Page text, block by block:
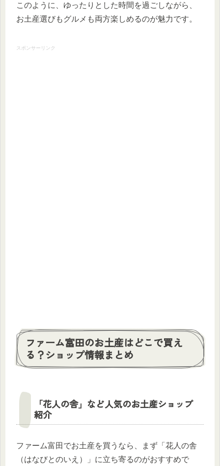
このように、ゆったりとした時間を過ごしながら、
お土産選びもグルメも両方楽しめるのが魅力です。
スポンサーリンク
ファーム富田のお土産はどこで買え
る？ショップ情報まとめ
「花人の舎」など人気のお土産ショップ
紹介
ファーム富田でお土産を買うなら、まず「花人の舎
（はなびとのいえ）」に立ち寄るのがおすすめで